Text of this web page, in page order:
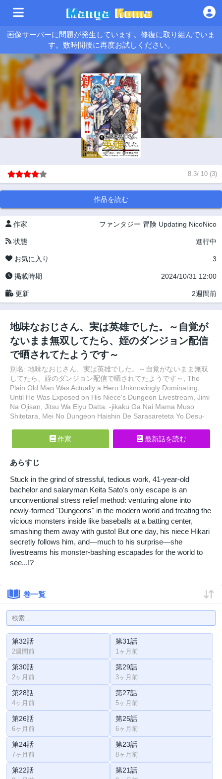
画像サーバーに問題が発生しています。修復に取り組んでいま
す。数時間後に再度お試しください。
8.3/ 10 (3)
作品を読む
作家 ファンタジー 冒険 Updating NicoNico
状態 進行中
お気に入り 3
掲載時期 2024/10/31 12:00
更新 2週間前
地味なおじさん、実は英雄でした。～自覚が
ないまま無双してたら、姪のダンジョン配信
で晒されてたようです～
別名: 地味なおじさん、実は英雄でした。～自覚がないまま無双
してたら、姪のダンジョン配信で晒されてたようです～, The
Plain Old Man Was Actually a Hero Unknowingly Dominating,
Until He Was Exposed on His Niece's Dungeon Livestream, Jimi
Na Ojisan, Jitsu Wa Eiyu Datta. -jikaku Ga Nai Mama Muso
Shitetara, Mei No Dungeon Haishin De Sarasareteta Yo Desu-
作家 最新話を読む
あらすじ
Stuck in the grind of stressful, tedious work, 41-year-old
bachelor and salaryman Keita Sato's only escape is an
unconventional stress relief method: venturing alone into
newly-formed "Dungeons" in the modern world and treating the
vicious monsters inside like baseballs at a batting center,
smashing them away with gusto! But one day, his niece Hikari
secretly follows him, and—much to his surprise—she
livestreams his monster-bashing escapades for the world to
see...!?
巻一覧
第32話
2週間前
第31話
1ヶ月前
第30話
2ヶ月前
第29話
3ヶ月前
第28話
4ヶ月前
第27話
5ヶ月前
第26話
6ヶ月前
第25話
6ヶ月前
第24話
7ヶ月前
第23話
8ヶ月前
第22話 第21話